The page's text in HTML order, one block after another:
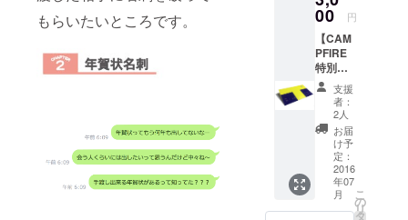
もらいたいところです。
アドレ
スをあ
なただ
けのも
のにデ
ザイン
しま
す。
00 円
【CAM
PFIRE
特別価
格】 パ
ロディ
名刺の
中の一
つのデ
ザイン
100枚
セット
を送ら
せて頂
支援
者：
2人
お届
け予
定：
2016
年07
月
こ
の
リ
タ